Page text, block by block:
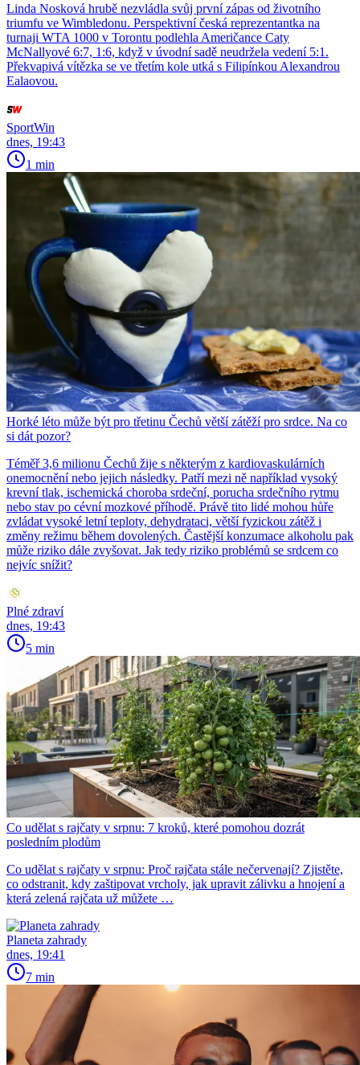
Linda Nosková hrubě nezvládla svůj první zápas od životního
triumfu ve Wimbledonu. Perspektivní česká reprezentantka na
turnaji WTA 1000 v Torontu podlehla Američance Caty
McNallyové 6:7, 1:6, když v úvodní sadě neudržela vedení 5:1.
Překvapivá vítězka se ve třetím kole utká s Filipínkou Alexandrou
Ealaovou.
SportWin
dnes, 19:43
1 min
Horké léto může být pro třetinu Čechů větší zátěží pro srdce. Na co
si dát pozor?
Téměř 3,6 milionu Čechů žije s některým z kardiovaskulárních
onemocnění nebo jejich následky. Patří mezi ně například vysoký
krevní tlak, ischemická choroba srdeční, porucha srdečního rytmu
nebo stav po cévní mozkové příhodě. Právě tito lidé mohou hůře
zvládat vysoké letní teploty, dehydrataci, větší fyzickou zátěž i
změny režimu během dovolených. Častější konzumace alkoholu pak
může riziko dále zvyšovat. Jak tedy riziko problémů se srdcem co
nejvíc snížit?
Plné zdraví
dnes, 19:43
5 min
Co udělat s rajčaty v srpnu: 7 kroků, které pomohou dozrát
posledním plodům
Co udělat s rajčaty v srpnu: Proč rajčata stále nečervenají? Zjistěte,
co odstranit, kdy zaštipovat vrcholy, jak upravit zálivku a hnojení a
která zelená rajčata už můžete …
Planeta zahrady
dnes, 19:41
7 min